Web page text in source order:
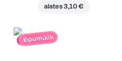
alates3,10 €
lõpumüük